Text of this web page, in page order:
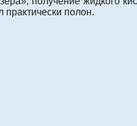
полон.